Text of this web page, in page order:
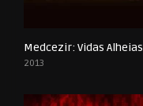
Medcezir: Vidas Alheias
2013